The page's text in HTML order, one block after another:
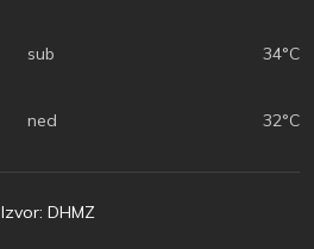
sub 34°C
ned 32°C
Izvor: DHMZ